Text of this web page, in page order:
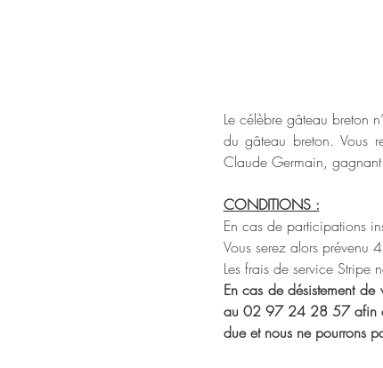
Le célèbre gâteau breton
du gâteau breton. Vous
Claude Germain,
CONDITIONS :
En cas de participations
Vous serez alors prévenu
Les frais de service Stripe
En cas de désistement
au 02 97 24 28 57 afin
due et nous ne pourrons